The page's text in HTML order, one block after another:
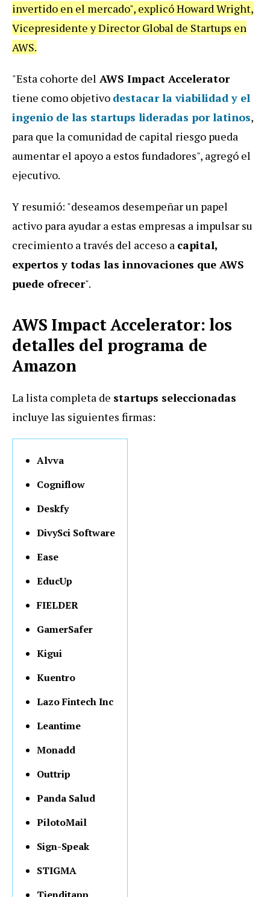
invertido en el mercado", explicó Howard Wright,
Vicepresidente y Director Global de Startups en
AWS.
"Esta cohorte del AWS Impact Accelerator
tiene como objetivo destacar la viabilidad y el
ingenio de las startups lideradas por latinos,
para que la comunidad de capital riesgo pueda
aumentar el apoyo a estos fundadores", agregó el
ejecutivo.
Y resumió: "deseamos desempeñar un papel
activo para ayudar a estas empresas a impulsar su
crecimiento a través del acceso a capital,
expertos y todas las innovaciones que AWS
puede ofrecer".
AWS Impact Accelerator: los
detalles del programa de
Amazon
La lista completa de startups seleccionadas
incluye las siguientes firmas:
Alvva
Cogniflow
Deskfy
DivySci Software
Ease
EducUp
FIELDER
GamerSafer
Kigui
Kuentro
Lazo Fintech Inc
Leantime
Monadd
Outtrip
Panda Salud
PilotoMail
Sign-Speak
STIGMA